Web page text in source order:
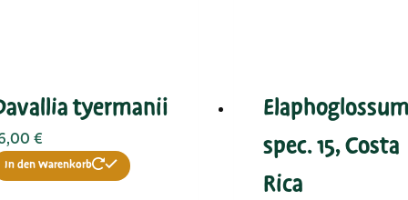
tyermanii
€
In den Warenkorb
spec. 15, Costa
Rica